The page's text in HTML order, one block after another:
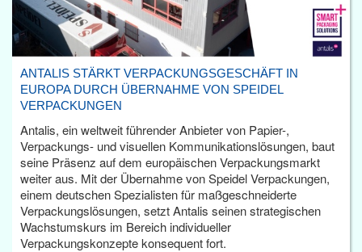
ANTALIS STÄRKT VERPACKUNGSGESCHÄFT IN
EUROPA DURCH ÜBERNAHME VON SPEIDEL
VERPACKUNGEN
Antalis, ein weltweit führender Anbieter von Papier-,
Verpackungs- und visuellen Kommunikationslösungen, baut
seine Präsenz auf dem europäischen Verpackungsmarkt
weiter aus. Mit der Übernahme von Speidel Verpackungen,
einem deutschen Spezialisten für maßgeschneiderte
Verpackungslösungen, setzt Antalis seinen strategischen
Wachstumskurs im Bereich individueller
Verpackungskonzepte konsequent fort.